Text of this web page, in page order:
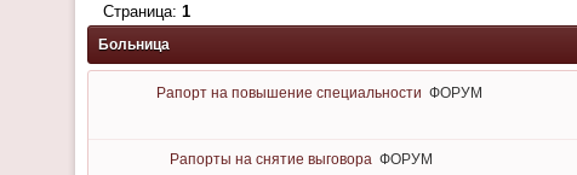
Больница
Страница: 1
Рапорт на повышение специальности ФОРУМ
Рапорты на снятие выговора ФОРУМ